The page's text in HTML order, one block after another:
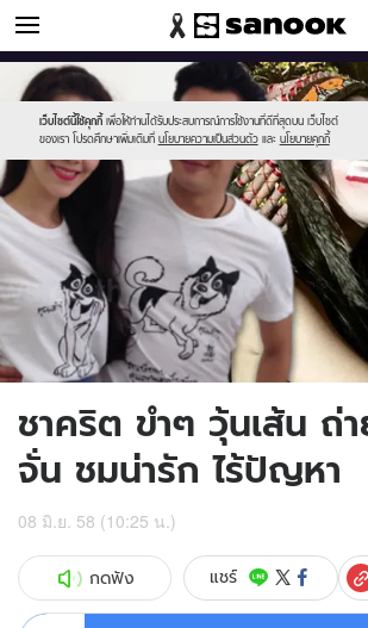
ข่าวบันเทิง
เว็บไซต์นี้ใช้คุกกี้ เพื่อให้ท่านได้รับประสบการณ์การใช้งานที่ดีที่สุดบน เว็บไซต์
ของเรา โปรดศึกษาเพิ่มเติมที่ นโยบายความเป็นส่วนตัว และ นโยบายคุกกี้
Sanook
//s.isanook.com/sr/0/images/logo-
new-
sanook.png
600
60
//s.isanook.com/ns/0/ud/361/1808622/
ชาคริต ขำๆ วุ้นเส้น ถ่
จั่น ชมน่ารัก ไร้ปัญหา
08 มิ.ย. 58 (10:25 น.)
กดฟัง แชร์